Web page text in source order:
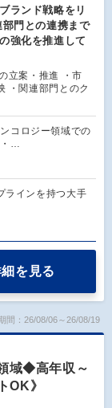
ランド戦略をリ
門との連携まで
強化を推進して
立案・推進 ・市
・関連部門とのク
コロジー領域での
・…
ラインを持つ大手
を見る
間：26/08/06～26/08/19
域◆高年収～
OK》